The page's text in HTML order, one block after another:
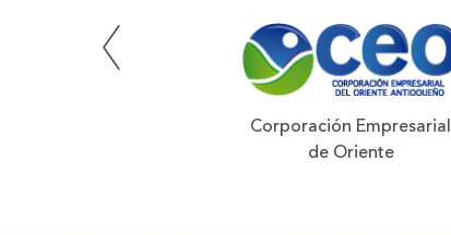
Corporación Empresarial
de Oriente